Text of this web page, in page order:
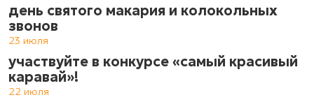
день святого макария и колокольных
звонов
23 июля
участвуйте в конкурсе «самый красивый
каравай»!
22 июля